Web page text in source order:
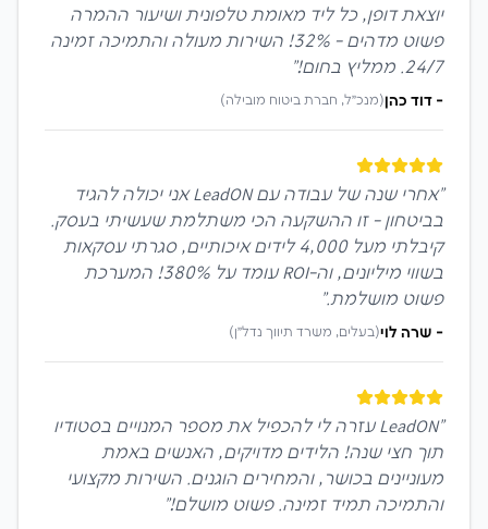
יוצאת דופן, כל ליד מאומת טלפונית ושיעור ההמרה
פשוט מדהים - 32%! השירות מעולה והתמיכה זמינה
24/7. ממליץ בחום!
"
- דוד כהן(מנכ״ל, חברת ביטוח מובילה)
"
אחרי שנה של עבודה עם LeadON אני יכולה להגיד
בביטחון - זו ההשקעה הכי משתלמת שעשיתי בעסק.
קיבלתי מעל 4,000 לידים איכותיים, סגרתי עסקאות
בשווי מיליונים, וה-ROI עומד על 380%! המערכת
פשוט מושלמת."
- שרה לוי(בעלים, משרד תיווך נדל״ן)
"
LeadON עזרה לי להכפיל את מספר המנויים בסטודיו
תוך חצי שנה! הלידים מדויקים, האנשים באמת
מעוניינים בכושר, והמחירים הוגנים. השירות מקצועי
והתמיכה תמיד זמינה. פשוט מושלם!"